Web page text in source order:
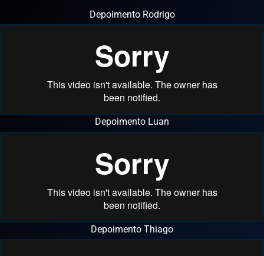
Depoimento Rodrigo
Depoimento Luan
Depoimento Thiago